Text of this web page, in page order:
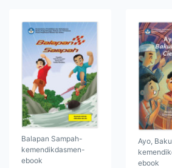
Balapan Sampah-
kemendikdasmen-
ebook
Ayo,
ebook